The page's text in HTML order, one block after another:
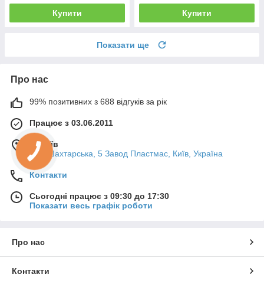
Купити Купити
Показати ще
Про нас
99% позитивних з 688 відгуків за рік
Працює з 03.06.2011
м. Київ
вул. Шахтарська, 5 Завод Пластмас, Київ, Україна
Контакти
Сьогодні працює з 09:30 до 17:30
Показати весь графік роботи
Про нас
Контакти